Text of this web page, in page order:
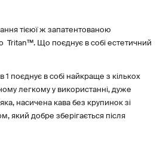
тієюї ж запатентованою
Tritan™. Що поєднує в собі естетичний
1 поєднує в собі найкраще з кількох
легкому у використанні, дуже
насичена кава без крупинок зі
який добре зберігається після